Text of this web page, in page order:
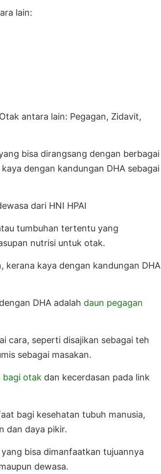
lain:
antara lain: Pegagan, Zidavit,
bisa dirangsang dengan berbagai
dengan kandungan DHA sebagai
dari HNI HPAI
tumbuhan tertentu yang
nutrisi untuk otak.
kerana kaya dengan kandungan DHA
DHA adalah daun pegagan
cara, seperti disajikan sebagai teh
sebagai masakan.
bagi otak dan kecerdasan pada link
bagi kesehatan tubuh manusia,
dan daya pikir.
bisa dimanfaatkan tujuannya
dewasa.